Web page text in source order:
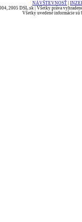
NÁVŠTEVNOSŤ
2005 DSL.sk | Všetky práva
Všetky uvedené informácie sú